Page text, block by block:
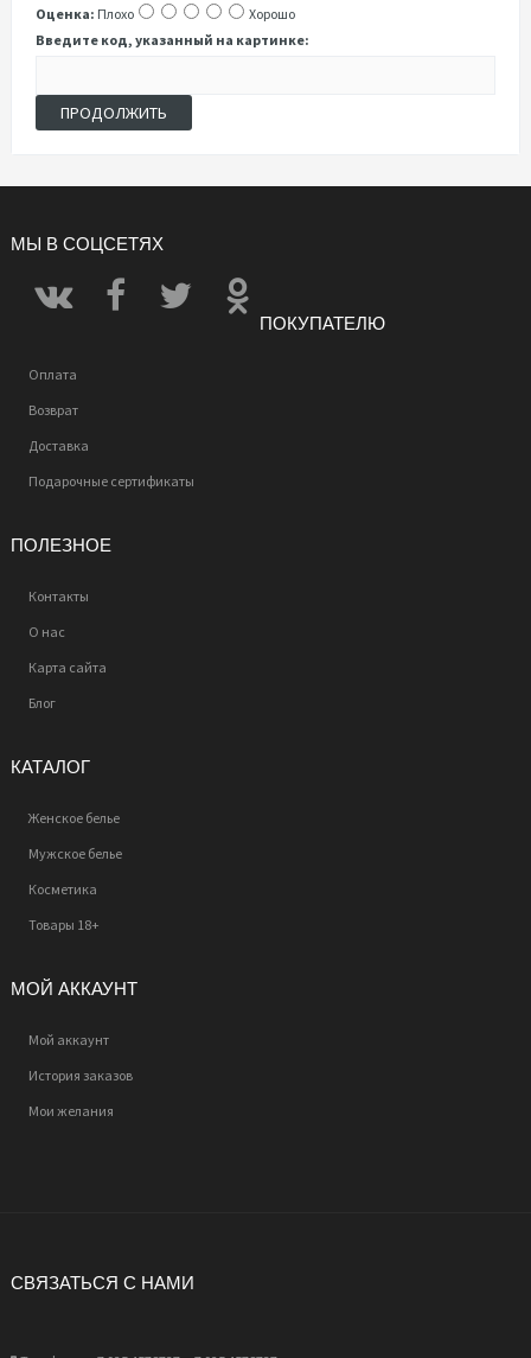
Оценка: Плохо
Хорошо
Введите код, указанный на картинке:
ПРОДОЛЖИТЬ
МЫ В СОЦСЕТЯХ
ПОКУПАТЕЛЮ
Оплата
Возврат
Доставка
Подарочные сертификаты
ПОЛЕЗНОЕ
Контакты
О нас
Карта сайта
Блог
КАТАЛОГ
Женское белье
Мужское белье
Косметика
Товары 18+
МОЙ АККАУНТ
Мой аккаунт
История заказов
Мои желания
СВЯЗАТЬСЯ С НАМИ